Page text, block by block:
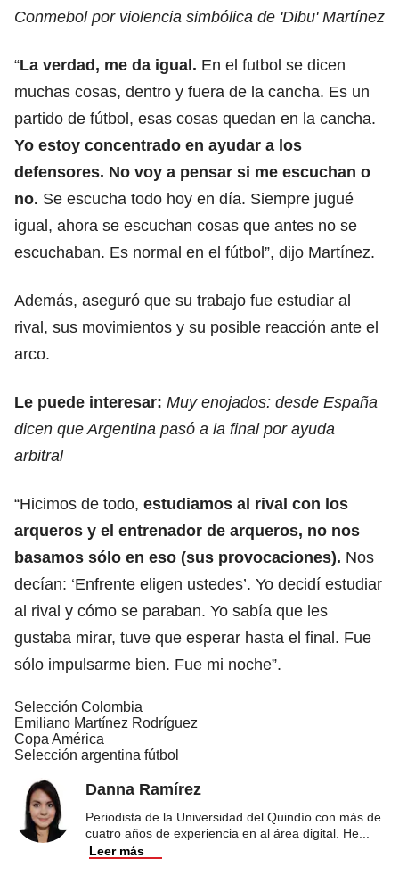
Conmebol por violencia simbólica de 'Dibu' Martínez
“La verdad, me da igual. En el futbol se dicen
muchas cosas, dentro y fuera de la cancha. Es un
partido de fútbol, esas cosas quedan en la cancha.
Yo estoy concentrado en ayudar a los
defensores. No voy a pensar si me escuchan o
no. Se escucha todo hoy en día. Siempre jugué
igual, ahora se escuchan cosas que antes no se
escuchaban. Es normal en el fútbol”, dijo Martínez.
Además, aseguró que su trabajo fue estudiar al
rival, sus movimientos y su posible reacción ante el
arco.
Le puede interesar: Muy enojados: desde España
dicen que Argentina pasó a la final por ayuda
arbitral
“Hicimos de todo, estudiamos al rival con los
arqueros y el entrenador de arqueros, no nos
basamos sólo en eso (sus provocaciones). Nos
decían: ‘Enfrente eligen ustedes’. Yo decidí estudiar
al rival y cómo se paraban. Yo sabía que les
gustaba mirar, tuve que esperar hasta el final. Fue
sólo impulsarme bien. Fue mi noche”.
Selección Colombia
Emiliano Martínez Rodríguez
Copa América
Selección argentina fútbol
Danna Ramírez
Periodista de la Universidad del Quindío con más de
cuatro años de experiencia en al área digital. He
Leer más